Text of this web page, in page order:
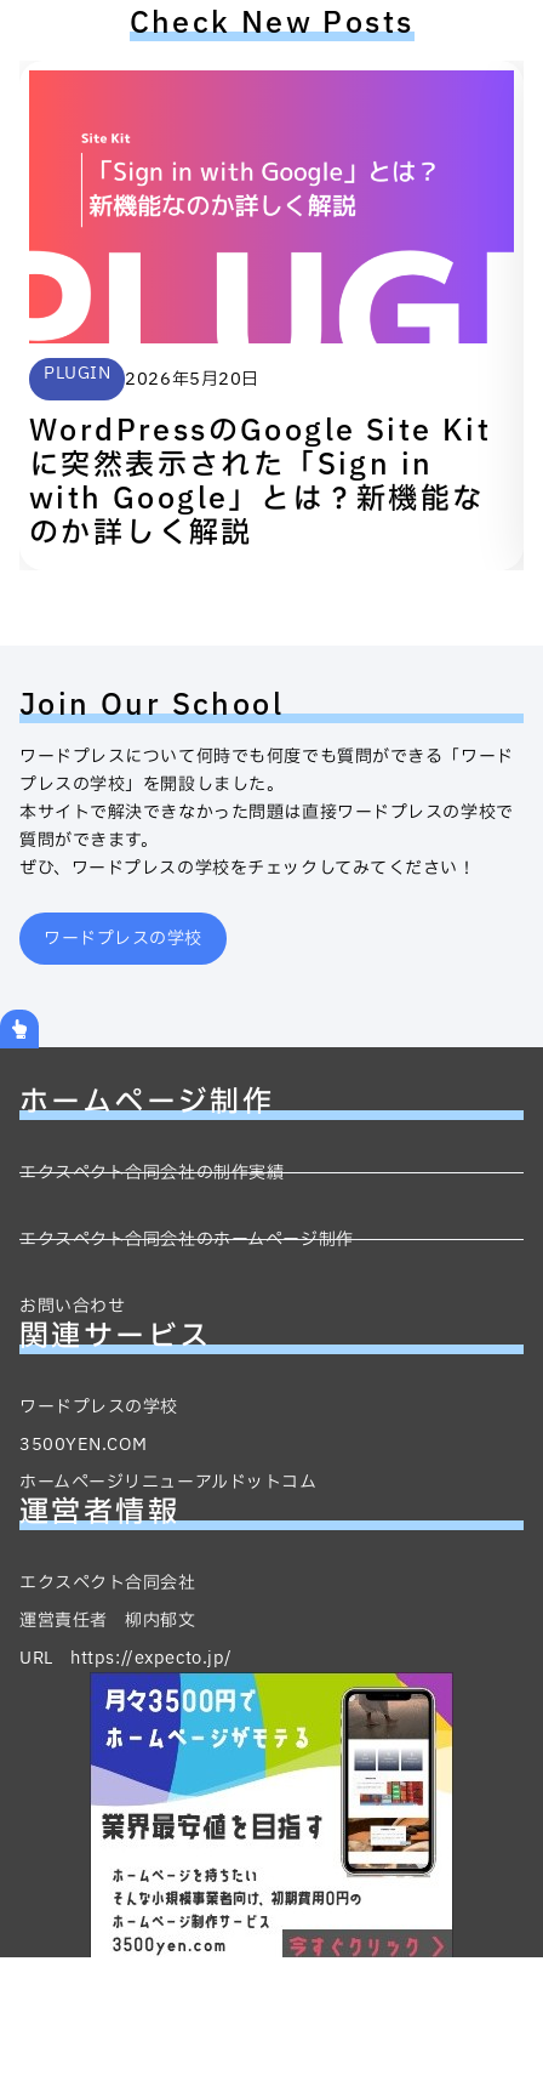
Check New Posts
PLUGIN 2026年5月20日
WordPressのGoogle Site Kit
に突然表示された「Sign in
with Google」とは？新機能な
のか詳しく解説
Join Our School
ワードプレスについて何時でも何度でも質問ができる「ワード
プレスの学校」を開設しました。
本サイトで解決できなかった問題は直接ワードプレスの学校で
質問ができます。
ぜひ、ワードプレスの学校をチェックしてみてください！
ワードプレスの学校
ホームページ制作
エクスペクト合同会社の制作実績
エクスペクト合同会社のホームページ制作
お問い合わせ
関連サービス
ワードプレスの学校
3500YEN.COM
ホームページリニューアルドットコム
運営者情報
エクスペクト合同会社
運営責任者 柳内郁文
URL https://expecto.jp/